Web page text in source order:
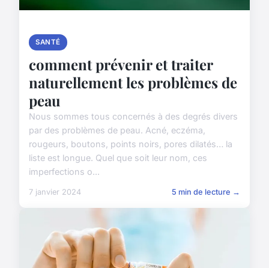
SANTÉ
comment prévenir et traiter
naturellement les problèmes de
peau
Nous sommes tous concernés à des degrés divers
par des problèmes de peau. Acné, eczéma,
rougeurs, boutons, points noirs, pores dilatés… la
liste est longue. Quel que soit leur nom, ces
imperfections o...
7 janvier 2024 5 min de lecture →